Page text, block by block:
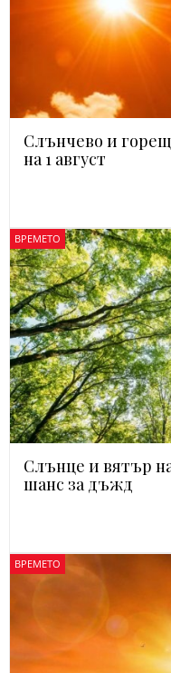
Слънчево и
на 1 август
ВРЕМЕТО
Слънце и вятър
шанс за дъжд
ВРЕМЕТО